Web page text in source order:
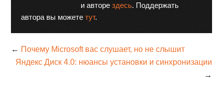
и авторездесь. Поддержать
автора вы можететут.
← Почему Microsoft вас слушает, но не слышит
Яндекс Диск 4.0: нюансы установки и синхронизации
→